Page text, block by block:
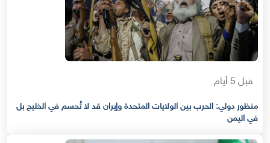
قبل 5 أيام
منظور دولي: الحرب بين الولايات المتحدة وإيران قد لا تُحسم في الخليج بل
في اليمن